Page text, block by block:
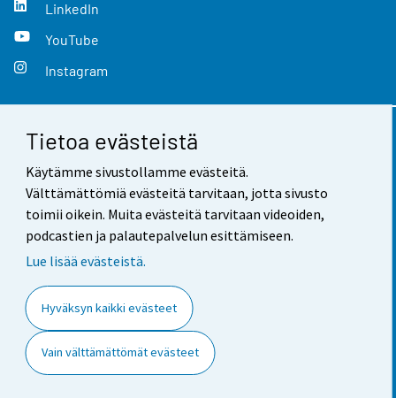
Tietoa evästeistä
Käytämme sivustollamme evästeitä.
Välttämättömiä evästeitä tarvitaan, jotta sivusto
toimii oikein. Muita evästeitä tarvitaan videoiden,
podcastien ja palautepalvelun esittämiseen.
Lue lisää evästeistä.
Hyväksyn kaikki evästeet
Vain välttämättömät evästeet
LinkedIn
YouTube
Instagram
Yhteystiedot
Palaute
Käyttöehdot
Saavutettavuus
Tietoa sivustosta
Evästeasetukset